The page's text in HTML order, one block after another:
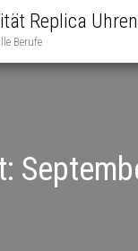
Replica Uhren
Berufe